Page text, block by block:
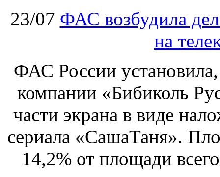
23/07 ФАС возбудила
на
ФАС России установила,
компании «Бибиколь
части экрана в виде
сериала «СашаТаня».
14,2% от площади